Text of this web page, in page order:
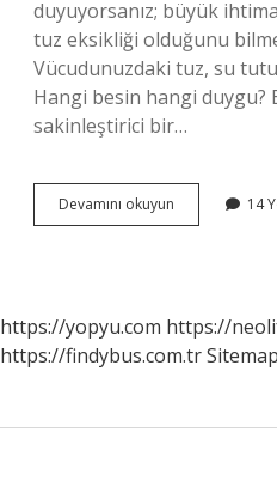
duyuyorsanız; büyük
tuz eksikliği olduğunu
Vücudunuzdaki tuz, su
Hangi besin hangi duygu?
sakinleştirici bir…
Devamını okuyun
Yeme
Eder
14
https://yopyu.com https://
https://findybus.com.trSitemap